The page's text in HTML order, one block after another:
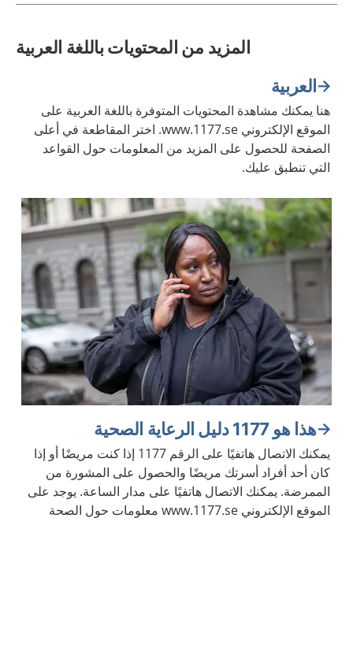
المزيد من المحتويات باللغة العربية
العربية
هنا يمكنك مشاهدة المحتويات المتوفرة باللغة العربية على
الموقع الإلكتروني www.1177.se. اختر المقاطعة في أعلى
الصفحة للحصول على المزيد من المعلومات حول القواعد
التي تنطبق عليك.
هذا هو 1177 دليل الرعاية الصحية
يمكنك الاتصال هاتفيًا على الرقم 1177 إذا كنت مريضًا أو إذا
كان أحد أفراد أسرتك مريضًا والحصول على المشورة من
الممرضة. يمكنك الاتصال هاتفيًا على مدار الساعة. يوجد على
الموقع الإلكتروني www.1177.se معلومات حول الصحة